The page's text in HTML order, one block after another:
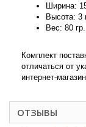
Ширина:
Высота: 3
Вес: 80 гр.
Комплект
отличаться от
интернет-
ОТЗЫВЫ